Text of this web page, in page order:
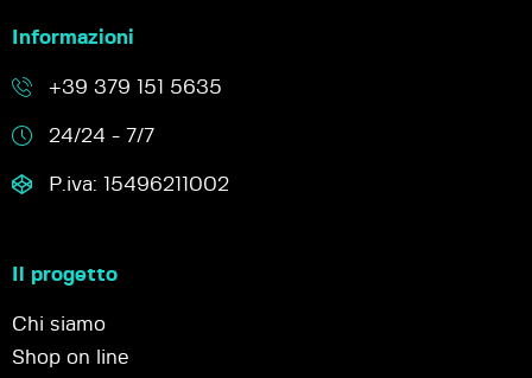
Informazioni
+39 379 151 5635
24/24 - 7/7
P.iva: 15496211002
Il progetto
Chi siamo
Shop on line